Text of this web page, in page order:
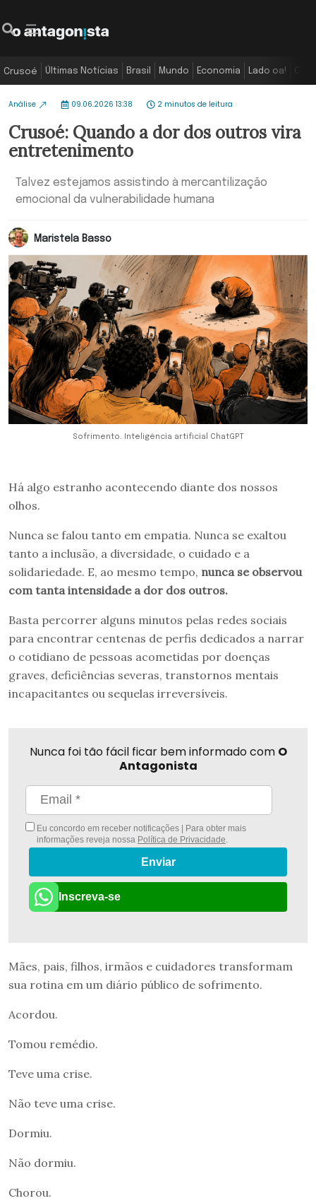
Crusoé Últimas Notícias Brasil Mundo Economia Lado oa!
Análise 09.06.2026 13:38 2 minutos de leitura
Crusoé: Quando a dor dos outros vira
entretenimento
Talvez estejamos assistindo à mercantilização
emocional da vulnerabilidade humana
Maristela Basso
Sofrimento. Inteligência artificial ChatGPT
Há algo estranho acontecendo diante dos nossos
olhos.
Nunca se falou tanto em empatia. Nunca se exaltou
tanto a inclusão, a diversidade, o cuidado e a
solidariedade. E, ao mesmo tempo, nunca se observou
com tanta intensidade a dor dos outros.
Basta percorrer alguns minutos pelas redes sociais
para encontrar centenas de perfis dedicados a narrar
o cotidiano de pessoas acometidas por doenças
graves, deficiências severas, transtornos mentais
incapacitantes ou sequelas irreversíveis.
Nunca foi tão fácil ficar bem informado com O
Antagonista
Eu concordo em receber notificações | Para obter mais
informações reveja nossa Política de Privacidade
Enviar
Inscreva-se
Mães, pais, filhos, irmãos e cuidadores transformam
sua rotina em um diário público de sofrimento.
Acordou.
Tomou remédio.
Teve uma crise.
Não teve uma crise.
Dormiu.
Não dormiu.
Chorou.